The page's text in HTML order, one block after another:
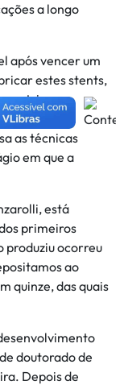
a longo
após vencer um
estes stents,
as técnicas
em que a
está
primeiros
produziu ocorreu
ao
quinze, das quais
doutorado de
Depois de